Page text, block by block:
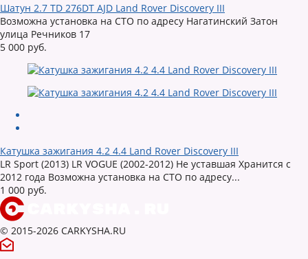
Шатун 2.7 TD 276DT AJD Land Rover Discovery III
Возможна установка на СТО по адресу Нагатинский Затон
улица Речников 17
5 000 руб.
Катушка зажигания 4.2 4.4 Land Rover Discovery III
LR Sport (2013) LR VOGUE (2002-2012) Не уставшая Хранится с
2012 года Возможна установка на СТО по адресу...
1 000 руб.
© 2015-2026 CARKYSHA.RU